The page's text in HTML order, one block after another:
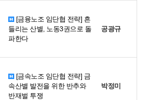
[금융노조 임단협 전략] 흔
들리는 산별, 노동3권으로 돌
파한다
공광규
[금속노조 임단협 전략] 금
속산별 발전을 위한 반추와
반재벌 투쟁
박정미